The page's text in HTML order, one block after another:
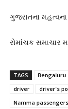
ગુજરાતના મહત્વના
રોમાંચક સમાચાર
TAGS Bengaluru
driver
driver's
Namma passengers